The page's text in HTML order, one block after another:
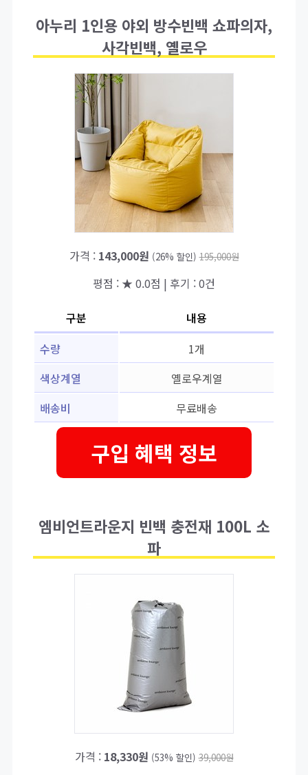
아누리 1인용 야외 방수빈백 쇼파의자,
사각빈백, 옐로우
가격 : 143,000원 (26% 할인) 195,000원
평점 : ★ 0.0점 | 후기 : 0건
구분
내용
수량
1개
색상계열
옐로우계열
배송비
무료배송
구입 혜택 정보
엠비언트라운지 빈백 충전재 100L 소
파
가격 : 18,330원 (53% 할인) 39,000원